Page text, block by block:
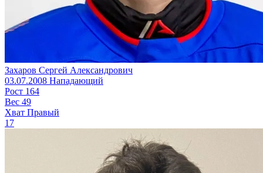
Захаров Сергей Александрович
03.07.2008 Нападающий
Рост 164
Вес 49
Хват Правый
17